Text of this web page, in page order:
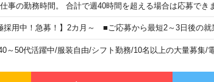
事の勤務時間。 合計で週40時間を超える場合は応募でき
採用中！急募！】2カ月～ ■ご応募から最短2～3日後の就
～50代活躍中/服装自由/シフト勤務/10名以上の大量募集/